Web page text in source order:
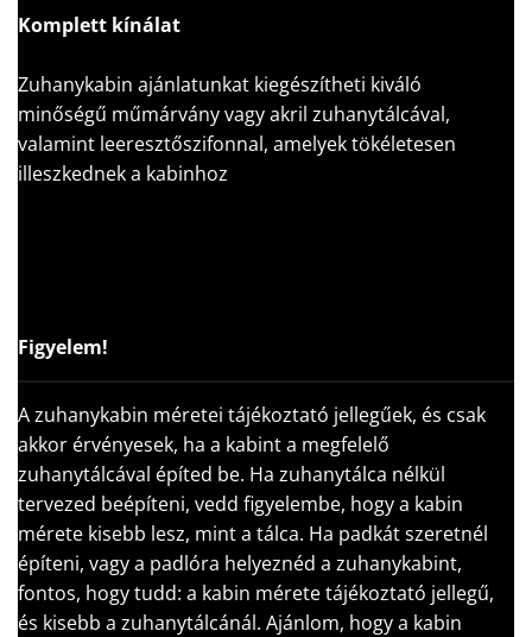
Komplett kínálat
Zuhanykabin ajánlatunkat kiegészítheti kiváló
minőségű műmárvány vagy akril zuhanytálcával,
valamint leeresztőszifonnal, amelyek tökéletesen
illeszkednek a kabinhoz
Figyelem!
A zuhanykabin méretei tájékoztató jellegűek, és csak
akkor érvényesek, ha a kabint a megfelelő
zuhanytálcával építed be. Ha zuhanytálca nélkül
tervezed beépíteni, vedd figyelembe, hogy a kabin
mérete kisebb lesz, mint a tálca. Ha padkát szeretnél
építeni, vagy a padlóra helyeznéd a zuhanykabint,
fontos, hogy tudd: a kabin mérete tájékoztató jellegű,
és kisebb a zuhanytálcánál. Ajánlom, hogy a kabin